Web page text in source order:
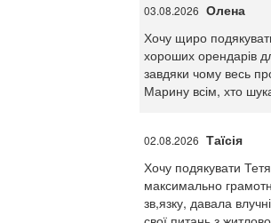
03.08.2026 Олена
Хочу щиро
хороших орендарів
завдяки чому весь
Марину всім, хто
02.08.2026 Таїсія
Хочу подякувати
максимально
зв,язку, давала